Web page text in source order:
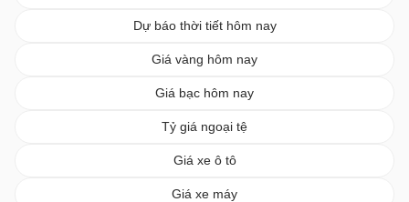
Dự báo thời tiết hôm nay
Giá vàng hôm nay
Giá bạc hôm nay
Tỷ giá ngoại tệ
Giá xe ô tô
Giá xe máy